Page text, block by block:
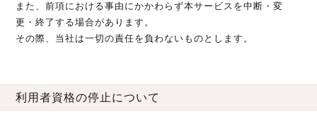
また、前項における事由にかかわらず本サービスを中断・変
更・終了する場合があります。
その際、当社は一切の責任を負わないものとします。
利用者資格の停止について